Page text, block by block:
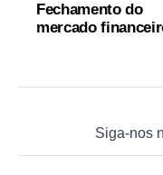
Fechamento do
mercado
Siga-nos